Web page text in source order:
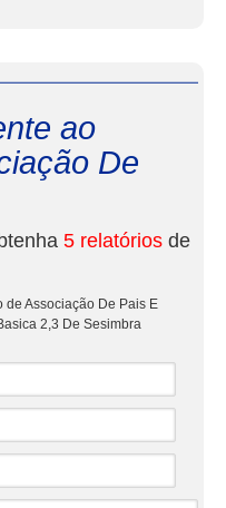
ao
De
5 relatórios de
de Associação De Pais E
2,3 De Sesimbra